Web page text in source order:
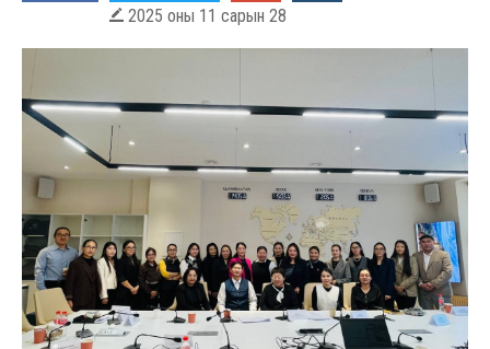
 2025 оны 11 сарын 28